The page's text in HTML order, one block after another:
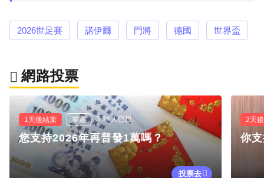
2026世足賽 諾伊爾 門將 德國 世界盃
網路投票
1天後結束 單選 3.3K人已投
您支持2026年再普發1萬嗎？
投票去
2天
你